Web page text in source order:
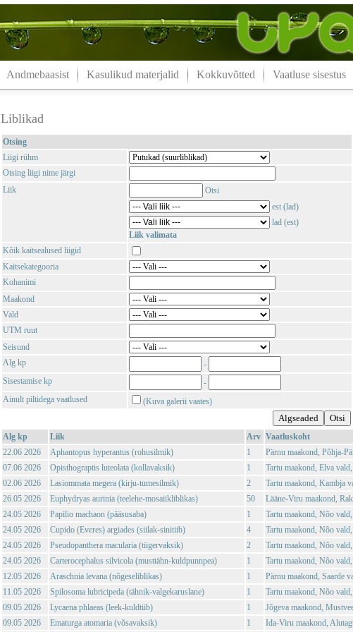
Andmebaasist Kasulikud materjalid Kokkuvõtted Vaatluse sisestus
Liblikad
Otsing
Liigi rühm
Otsing liigi nime järgi
Liik
Otsi
est (lad)
lad (est)
Liik valimata
Kõik kaitsealused liigid
Kaitsekategooria
Kohanimi
Maakond
Vald
UTM ruut
Seisund
Alg kp
-
Sisestamise kp
-
Ainult piltidega vaatlused
(Kuva galerii vaates)
Alg kp Liik Arv Vaatluskoht
22.06 2026
Aphantopus hyperantus (rohusilmik) 1
Pärnu maakond, Põhja-
07.06 2026
Opisthograptis luteolata (kollavaksik) 1
Tartu maakond, Elva
02.06 2026
Lasiommata megera (kirju-tumesilmik) 2
Tartu maakond, Kambja
26.05 2026
Euphydryas aurinia (teelehe-mosaiikliblikas) 50
Lääne-Viru maakond,
24.05 2026
Papilio machaon (pääsusaba) 1
Tartu maakond, Nõo
24.05 2026
Cupido (Everes) argiades (siilak-sinitiib) 4
Tartu maakond, Nõo
24.05 2026
Pseudopanthera macularia (tiigervaksik) 2
Tartu maakond, Nõo
24.05 2026
Carterocephalus silvicola (musttähn-kuldpunnpea) 1
Tartu maakond, Nõo
12.05 2026
Araschnia levana (nõgeseliblikas) 1
Pärnu maakond, Saarde
11.05 2026
Spilosoma lubricipeda (tähnik-valgekaruslane) 1
Tartu maakond, Nõo
09.05 2026
Lycaena phlaeas (leek-kuldtiib) 1
Jõgeva maakond,
09.05 2026
Ematurga atomaria (võsavaksik) 1 Ida-Viru maakond,